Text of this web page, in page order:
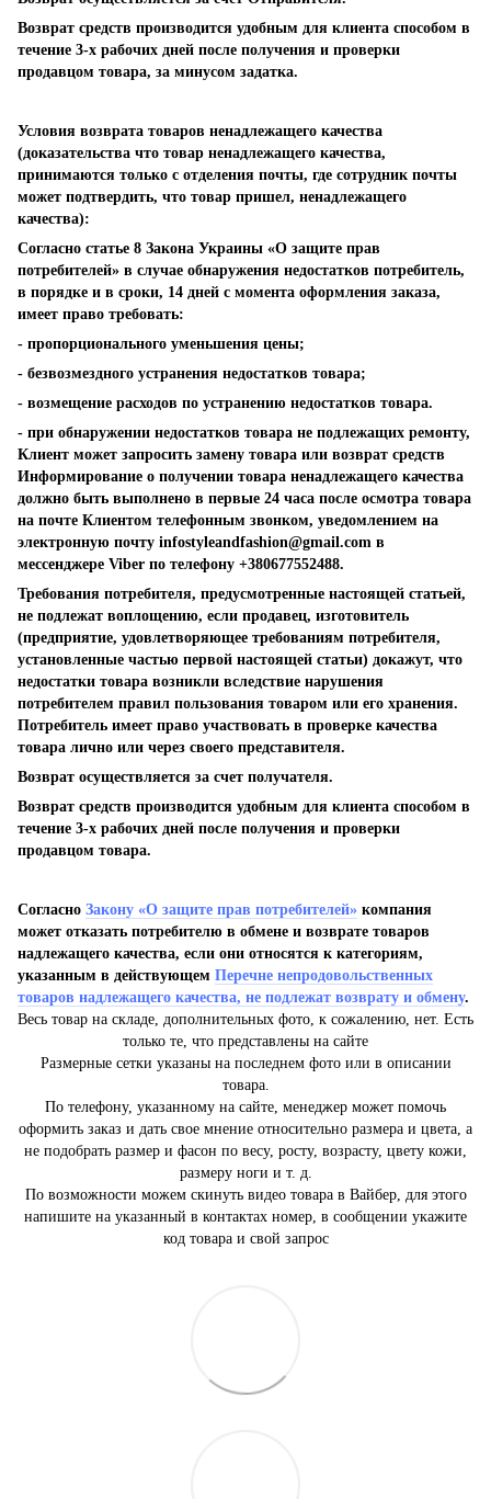
Возврат средств производится удобным для клиента способом в
течение 3-х рабочих дней после получения и проверки
продавцом товара, за минусом задатка.
Условия возврата товаров ненадлежащего качества
(доказательства что товар ненадлежащего качества,
принимаются только с отделения почты, где сотрудник почты
может подтвердить, что товар пришел, ненадлежащего
качества):
Согласно статье 8 Закона Украины «О защите прав
потребителей» в случае обнаружения недостатков потребитель,
в порядке и в сроки, 14 дней с момента оформления заказа,
имеет право требовать:
- пропорционального уменьшения цены;
- безвозмездного устранения недостатков товара;
- возмещение расходов по устранению недостатков товара.
- при обнаружении недостатков товара не подлежащих ремонту,
Клиент может запросить замену товара или возврат средств
Информирование о получении товара ненадлежащего качества
должно быть выполнено в первые 24 часа после осмотра товара
на почте Клиентом телефонным звонком, уведомлением на
электронную почту infostyleandfashion@gmail.com в
мессенджере Viber по телефону +380677552488.
Требования потребителя, предусмотренные настоящей статьей,
не подлежат воплощению, если продавец, изготовитель
(предприятие, удовлетворяющее требованиям потребителя,
установленные частью первой настоящей статьи) докажут, что
недостатки товара возникли вследствие нарушения
потребителем правил пользования товаром или его хранения.
Потребитель имеет право участвовать в проверке качества
товара лично или через своего представителя.
Возврат осуществляется за счет получателя.
Возврат средств производится удобным для клиента способом в
течение 3-х рабочих дней после получения и проверки
продавцом товара.
Согласно Закону «О защите прав потребителей» компания
может отказать потребителю в обмене и возврате товаров
надлежащего качества, если они относятся к категориям,
указанным в действующем Перечне непродовольственных
товаров надлежащего качества, не подлежат возврату и обмену.
Весь товар на складе, дополнительных фото, к сожалению, нет. Есть
только те, что представлены на сайте
Размерные сетки указаны на последнем фото или в описании
товара.
По телефону, указанному на сайте, менеджер может помочь
оформить заказ и дать свое мнение относительно размера и цвета, а
не подобрать размер и фасон по весу, росту, возрасту, цвету кожи,
размеру ноги и т. д.
По возможности можем скинуть видео товара в Вайбер, для этого
напишите на указанный в контактах номер, в сообщении укажите
код товара и свой запрос